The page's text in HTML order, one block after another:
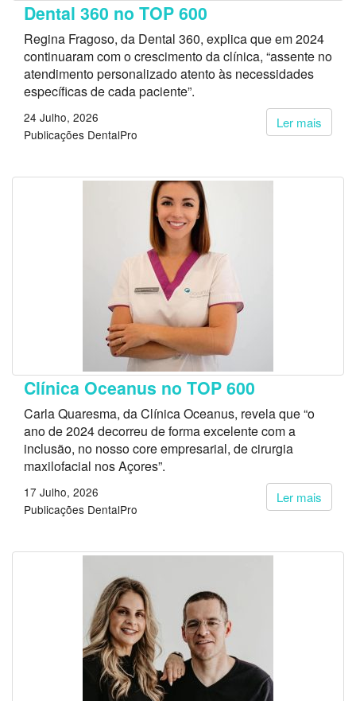
Dental 360 no TOP 600
Regina Fragoso, da Dental 360, explica que em 2024
continuaram com o crescimento da clínica, “assente no
atendimento personalizado atento às necessidades
específicas de cada paciente”.
Ler mais
24 Julho, 2026
Publicações DentalPro
Clínica Oceanus no TOP 600
Carla Quaresma, da Clínica Oceanus, revela que “o
ano de 2024 decorreu de forma excelente com a
inclusão, no nosso core empresarial, de cirurgia
maxilofacial nos Açores”.
Ler mais
17 Julho, 2026
Publicações DentalPro